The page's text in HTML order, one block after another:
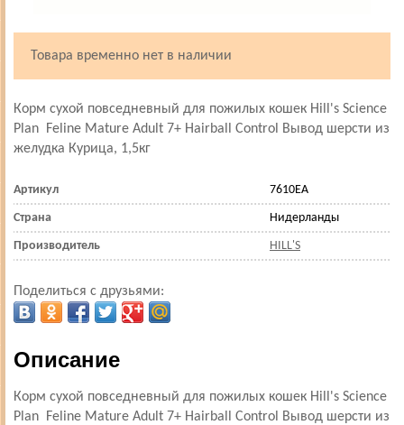
Товара временно нет в наличии
Корм сухой повседневный для пожилых кошек Hill's Science
Plan Feline Mature Adult 7+ Hairball Control Вывод шерсти из
желудка Курица, 1,5кг
Артикул 7610EA
Страна Нидерланды
Производитель HILL'S
Поделиться с друзьями:
Описание
Корм сухой повседневный для пожилых кошек Hill's Science
Plan Feline Mature Adult 7+ Hairball Control Вывод шерсти из